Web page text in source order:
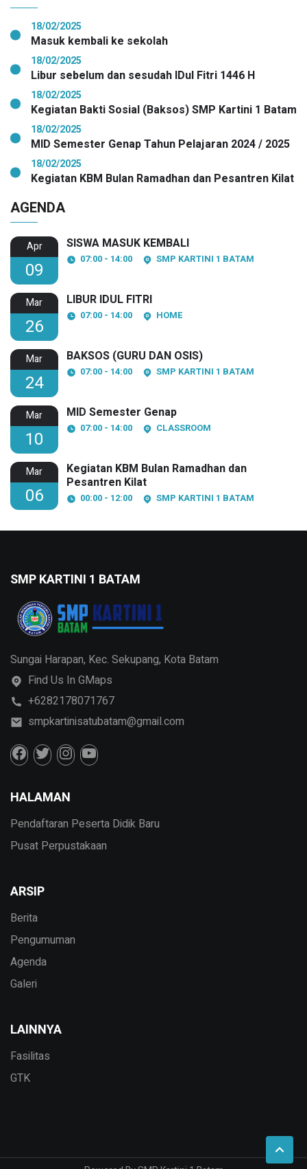
18/02/2025
Masuk kembali ke sekolah
18/02/2025
Libur sebelum dan sesudah IDul Fitri 1446 H
18/02/2025
Kegiatan Bakti Sosial (Baksos) SMP Kartini 1 Batam
18/02/2025
MID Semester Genap Tahun Pelajaran 2024 / 2025
18/02/2025
Kegiatan KBM Bulan Ramadhan dan Pesantren Kilat
AGENDA
Apr
09
SISWA MASUK KEMBALI
07:00 - 14:00 SMP KARTINI 1 BATAM
Mar
26
LIBUR IDUL FITRI
07:00 - 14:00 HOME
Mar
24
BAKSOS (GURU DAN OSIS)
07:00 - 14:00 SMP KARTINI 1 BATAM
Mar
10
MID Semester Genap
07:00 - 14:00 CLASSROOM
Mar
06
Kegiatan KBM Bulan Ramadhan dan
Pesantren Kilat
00:00 - 12:00 SMP KARTINI 1 BATAM
SMP KARTINI 1 BATAM
Sungai Harapan, Kec. Sekupang, Kota Batam
Find Us In GMaps
+6282178071767
smpkartinisatubatam@gmail.com
HALAMAN
Pendaftaran Peserta Didik Baru
Pusat Perpustakaan
ARSIP
Berita
Pengumuman
Agenda
Galeri
LAINNYA
Fasilitas
GTK